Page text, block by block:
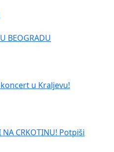
BEOGRADU
u Kraljevu!
NA CRKOTINU! Potpiši